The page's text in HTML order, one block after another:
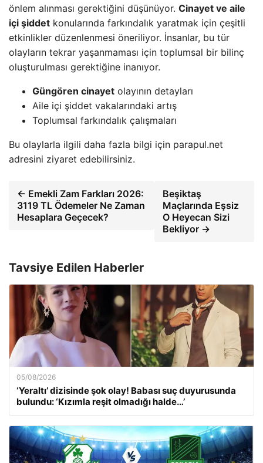
önlem alınması gerektiğini düşünüyor. Cinayet ve aile
içi şiddet konularında farkındalık yaratmak için çeşitli
etkinlikler düzenlenmesi öneriliyor. İnsanlar, bu tür
olayların tekrar yaşanmaması için toplumsal bir bilinç
oluşturulması gerektiğine inanıyor.
Güngören cinayet olayının detayları
Aile içi şiddet vakalarındaki artış
Toplumsal farkındalık çalışmaları
Bu olaylarla ilgili daha fazla bilgi için parapul.net
adresini ziyaret edebilirsiniz.
← Emekli Zam Farkları 2026:
3119 TL Ödemeler Ne Zaman
Hesaplara Geçecek?
Beşiktaş
Maçlarında Eşsiz
O Heyecan Sizi
Bekliyor →
Tavsiye Edilen Haberler
05/08/2026
‘Yeraltı’ dizisinde şok olay! Babası suç duyurusunda
bulundu: ‘Kızımla reşit olmadığı halde…’